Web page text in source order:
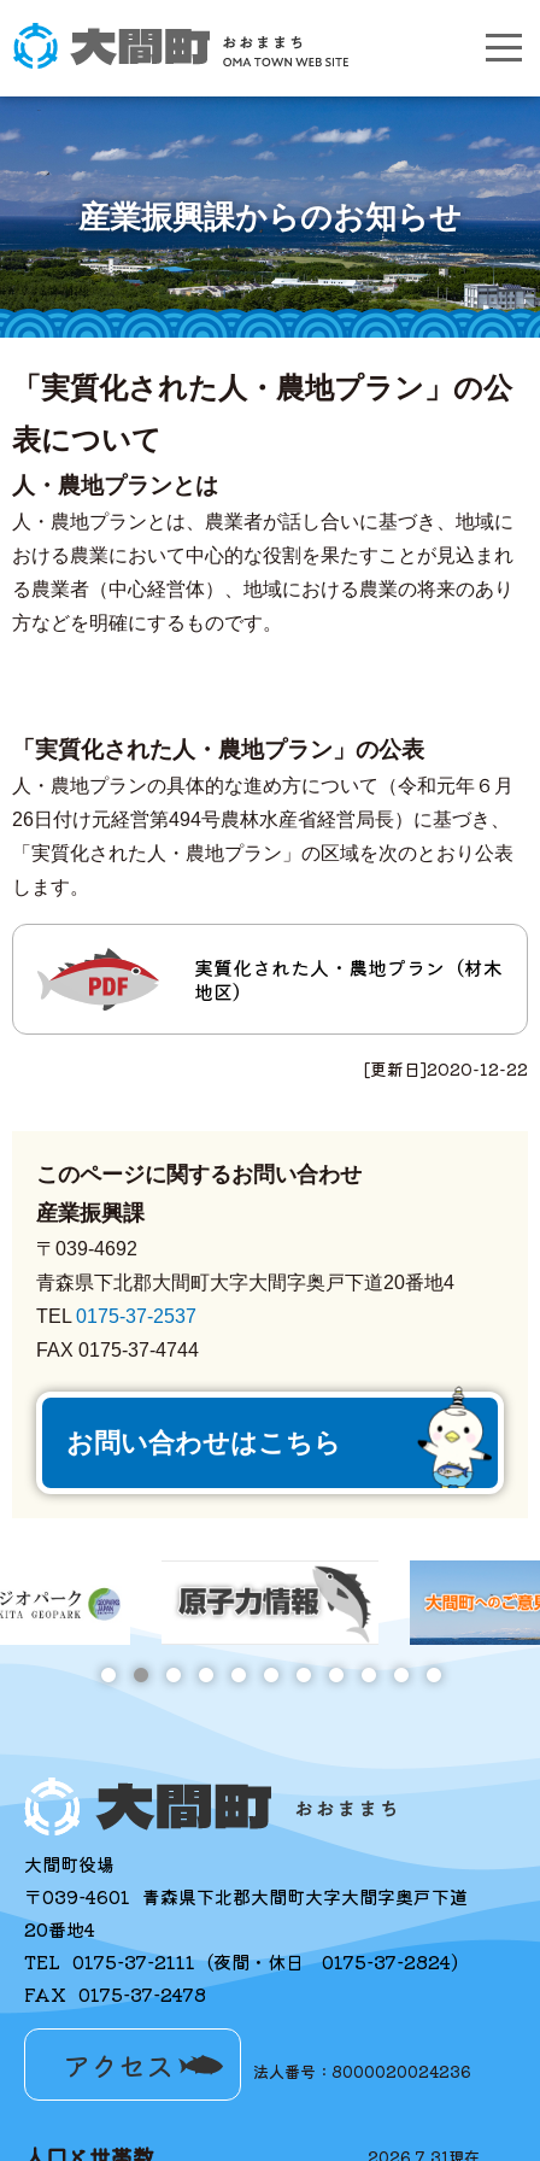
産業振興課からのお知らせ
「実質化された人・農地プラン」の公
表について
人・農地プランとは
人・農地プランとは、農業者が話し合いに基づき、地域に
おける農業において中心的な役割を果たすことが見込まれ
る農業者（中心経営体）、地域における農業の将来のあり
方などを明確にするものです。
「実質化された人・農地プラン」の公表
人・農地プランの具体的な進め方について（令和元年６月
26日付け元経営第494号農林水産省経営局長）に基づき、
「実質化された人・農地プラン」の区域を次のとおり公表
します。
実質化された人・農地プラン（材木
地区）
[更新日]2020-12-22
このページに関するお問い合わせ
産業振興課
〒039-4692
青森県下北郡大間町大字大間字奥戸下道20番地4
TEL 0175-37-2537
FAX 0175-37-4744
お問い合わせはこちら
大間町役場
〒039-4601 青森県下北郡大間町大字大間字奥戸下道
20番地4
TEL 0175-37-2111 (夜間・休日0175-37-2824)
FAX 0175-37-2478
アクセス 法人番号：8000020024236
2026.7.31現在